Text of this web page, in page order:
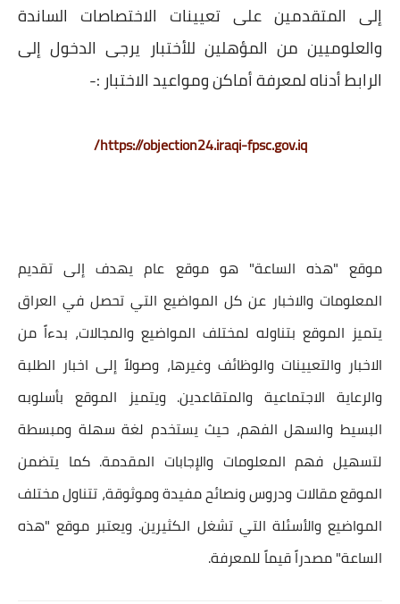
إلى المتقدمين على تعيينات الاختصاصات الساندة
والعلوميين من المؤهلين للأختبار يرجى الدخول إلى
الرابط أدناه لمعرفة أماكن ومواعيد الاختبار :-
https://objection24.iraqi-fpsc.gov.iq/
موقع "هذه الساعة" هو موقع عام يهدف إلى تقديم
المعلومات والاخبار عن كل المواضيع التي تحصل في العراق
يتميز الموقع بتناوله لمختلف المواضيع والمجالات، بدءاً من
الاخبار والتعيينات والوظائف وغيرها، وصولاً إلى اخبار الطلبة
والرعاية الاجتماعية والمتقاعدين. ويتميز الموقع بأسلوبه
البسيط والسهل الفهم، حيث يستخدم لغة سهلة ومبسطة
لتسهيل فهم المعلومات والإجابات المقدمة. كما يتضمن
الموقع مقالات ودروس ونصائح مفيدة وموثوقة، تتناول مختلف
المواضيع والأسئلة التي تشغل الكثيرين. ويعتبر موقع "هذه
الساعة" مصدراً قيماً للمعرفة.